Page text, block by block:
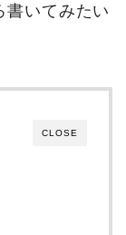
いてみたい
CLOSE